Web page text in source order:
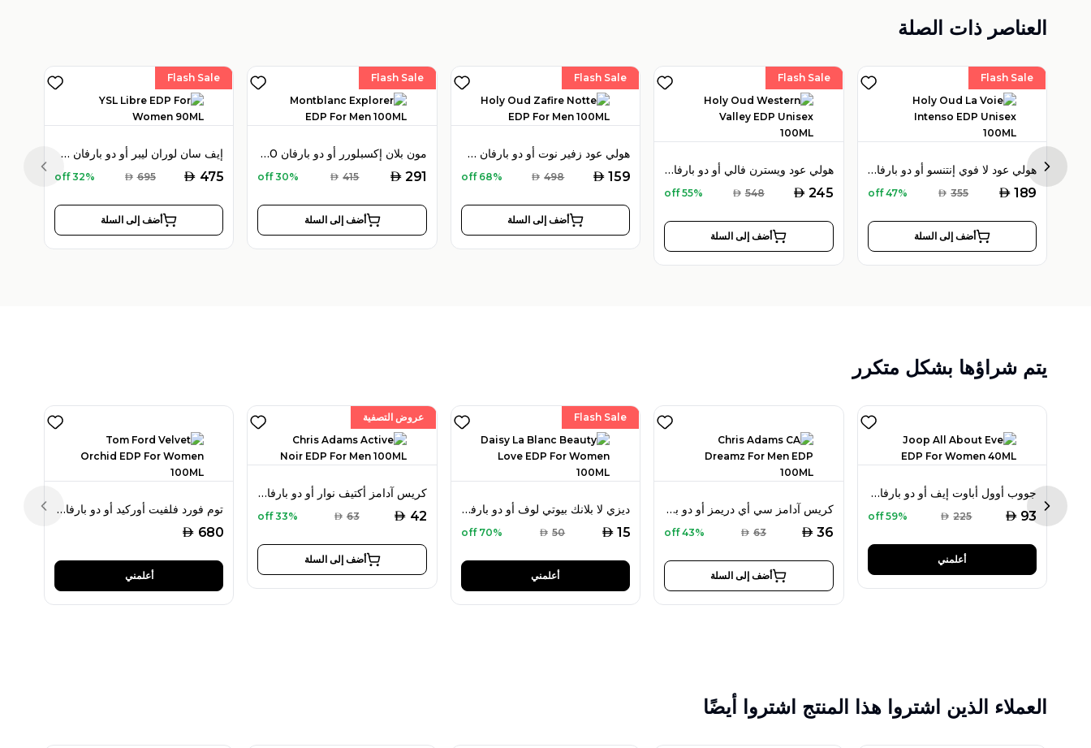
العناصر ذات الصلة
Flash Sale
إيف سان لوران ليبر أو دو بارفان 90 مل للنساء
AED 475
AED 695
32% off
أضف إلى السلة
Flash Sale
مون بلان إكسبلورر أو دو بارفان 100 مل للرجال
AED 291
AED 415
30% off
أضف إلى السلة
Flash Sale
هولي عود زفير نوت أو دو بارفان 100 مل للرجال
AED 159
AED 498
68% off
أضف إلى السلة
Flash Sale
هولي عود ويسترن فالي أو دو بارفان 100 مل للجنسين
AED 245
AED 548
55% off
أضف إلى السلة
Flash Sale
هولي عود لا فوي إنتنسو أو دو بارفان 100 مل للجنسين
AED 189
AED 355
47% off
أضف إلى السلة
Previous slide Next
يتم شراؤها بشكل متكرر
توم فورد فلفيت أوركيد أو دو بارفان 100 مل للنساء
AED 680
أعلمني
عروض التصفية
كريس آدامز أكتيف نوار أو دو بارفان 100 مل للرجال
AED 42
AED 63
33% off
أضف إلى السلة
Flash Sale
ديزي لا بلانك بيوتي لوف أو دو بارفان 100 مل للنساء
AED 15
AED 50
70% off
أعلمني
كريس آدامز سي أي دريمز أو دو بارفان 100 مل للرجال
AED 36
AED 63
43% off
أضف إلى السلة
جووب أوول أباوت إيف أو دو بارفان 40 مل للنساء
AED 93
AED 225
59% off
أعلمني
Previous slide Next
العملاء الذين اشتروا هذا المنتج اشتروا أيضًا